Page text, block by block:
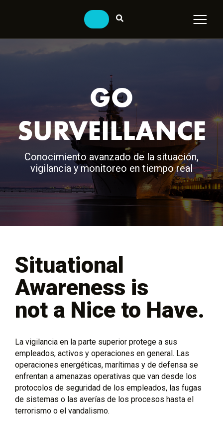
GO
SURVEILLANCE
Conocimiento avanzado de la situación,
vigilancia y monitoreo en tiempo real
Situational
Awareness is
not a Nice to Have.
La vigilancia en la parte superior protege a sus
empleados, activos y operaciones en general. Las
operaciones energéticas, marítimas y de defensa se
enfrentan a amenazas operativas que van desde los
protocolos de seguridad de los empleados, las fugas
de sistemas o las averías de los procesos hasta el
terrorismo o el vandalismo.